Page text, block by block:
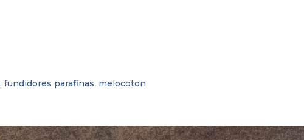
,fundidores parafinas, melocoton